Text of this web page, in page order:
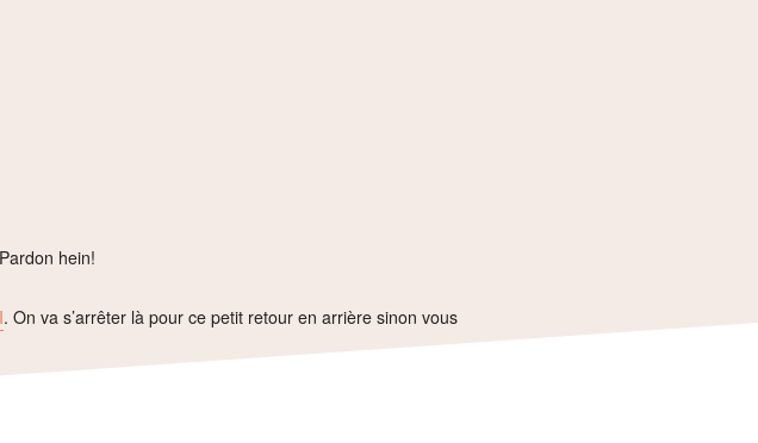
hein!
. On va s’arrêter là pour ce petit retour en arrière sinon vous